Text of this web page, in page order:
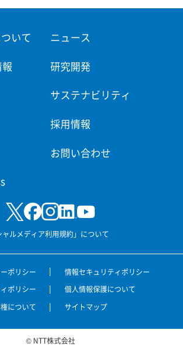
いて ニュース
研究開発
サステナビリティ
採用情報
お問い合わせ
ルメディア利用規約」について
ポリシー
情報セキュリティポリシー
ポリシー
個人情報保護について
について
サイトマップ
© NTT株式会社